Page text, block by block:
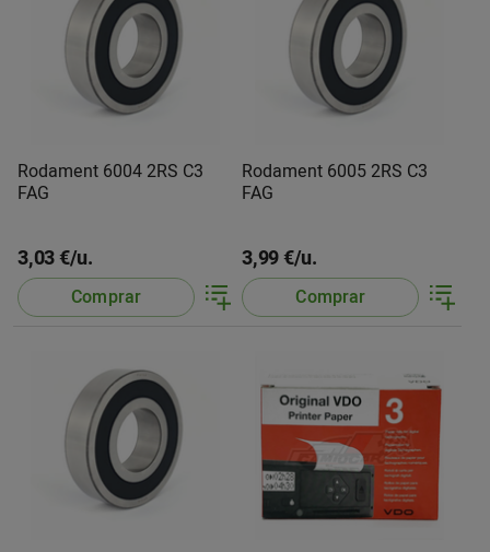
Rodament 6004 2RS C3
FAG
3,03 €/u.
Comprar
Rodament 6005 2RS C3
FAG
3,99 €/u.
Comprar